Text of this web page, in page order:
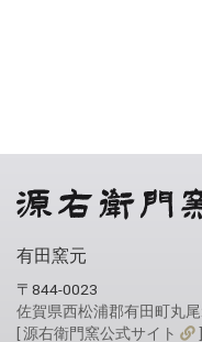
有田窯元
〒844-0023
佐賀県西松浦郡有田町丸
[ 源右衛門窯公式サイト
]